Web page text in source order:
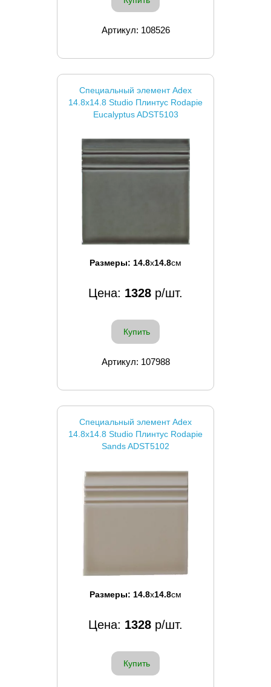
Артикул: 108526
Специальный элемент Adex
14.8x14.8 Studio Плинтус Rodapie
Eucalyptus ADST5103
Размеры: 14.8x14.8см
Цена: 1328 р/шт.
Купить
Артикул: 107988
Специальный элемент Adex
14.8x14.8 Studio Плинтус Rodapie
Sands ADST5102
Размеры: 14.8x14.8см
Цена: 1328 р/шт.
Купить